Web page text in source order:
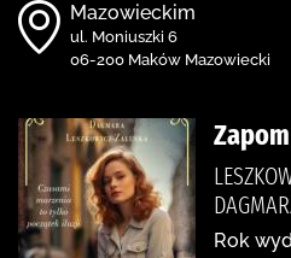
Mazowieckim
ul. Moniuszki 6
06-200 Maków Mazowiecki
Rok